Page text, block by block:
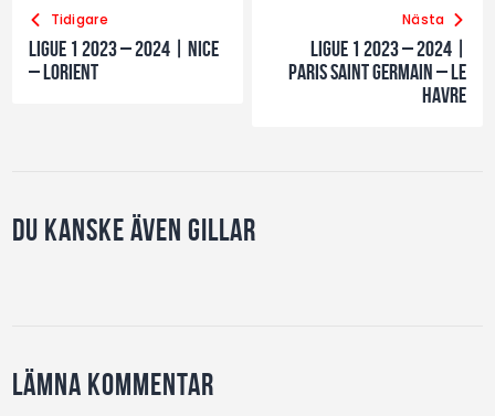
Tidigare
Ligue 1 2023 – 2024 | Nice
– Lorient
Nästa
Ligue 1 2023 – 2024 |
Paris Saint Germain – LE
Havre
Du kanske även gillar
Lämna kommentar